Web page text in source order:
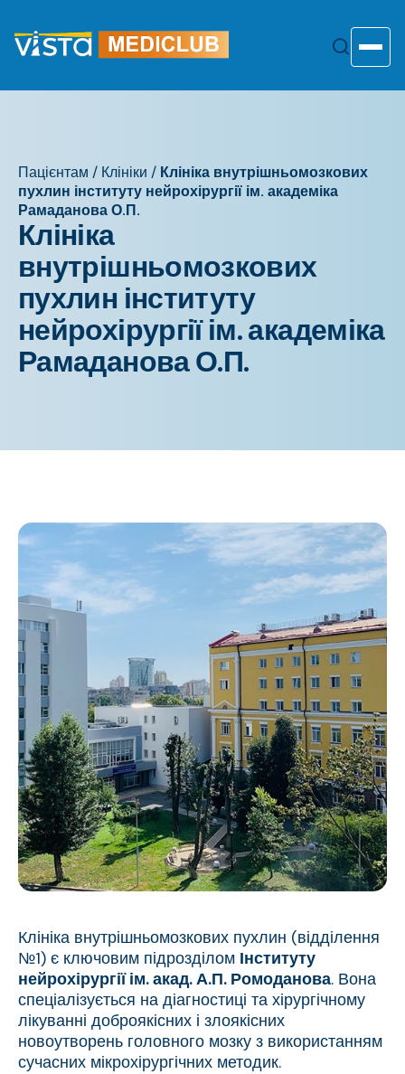
змісту
Пацієнтам / Клініки / Клініка внутрішньомозкових
пухлин інституту нейрохірургії ім. академіка
Рамаданова О.П.
Клініка
внутрішньомозкових
пухлин інституту
нейрохірургії ім. академіка
Рамаданова О.П.
Клініка внутрішньомозкових пухлин (відділення
№1) є ключовим підрозділом Інституту
нейрохірургії ім. акад. А.П. Ромоданова. Вона
спеціалізується на діагностиці та хірургічному
лікуванні доброякісних і злоякісних
новоутворень головного мозку з використанням
сучасних мікрохірургічних методик.